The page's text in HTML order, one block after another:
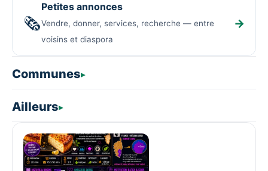
🗞️
Petites annonces
Vendre, donner, services, recherche — entre
voisins et diaspora
→
Communes
Ailleurs